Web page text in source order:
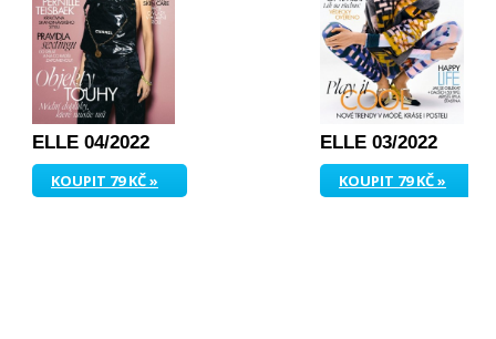
ELLE 04/2022
KOUPIT 79 KČ »
ELLE 03/2022
KOUPIT 79 KČ »